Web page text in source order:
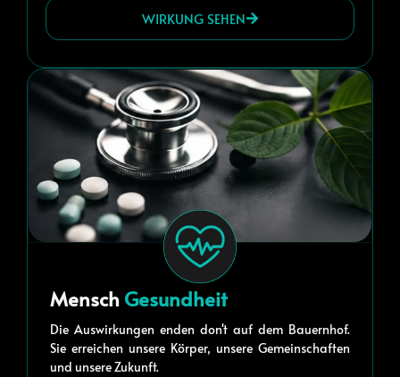
WIRKUNG SEHEN
Mensch Gesundheit
Die Auswirkungen enden don't auf dem Bauernhof.
Sie erreichen unsere Körper, unsere Gemeinschaften
und unsere Zukunft.